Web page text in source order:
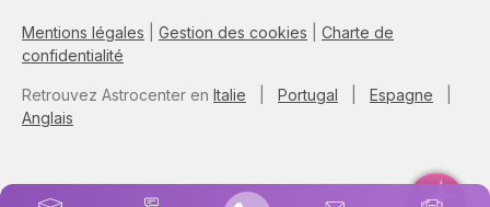
Mentions légales Gestion des cookies
Charte de
confidentialité
Retrouvez Astrocenter en Italie Portugal Espagne
Anglais